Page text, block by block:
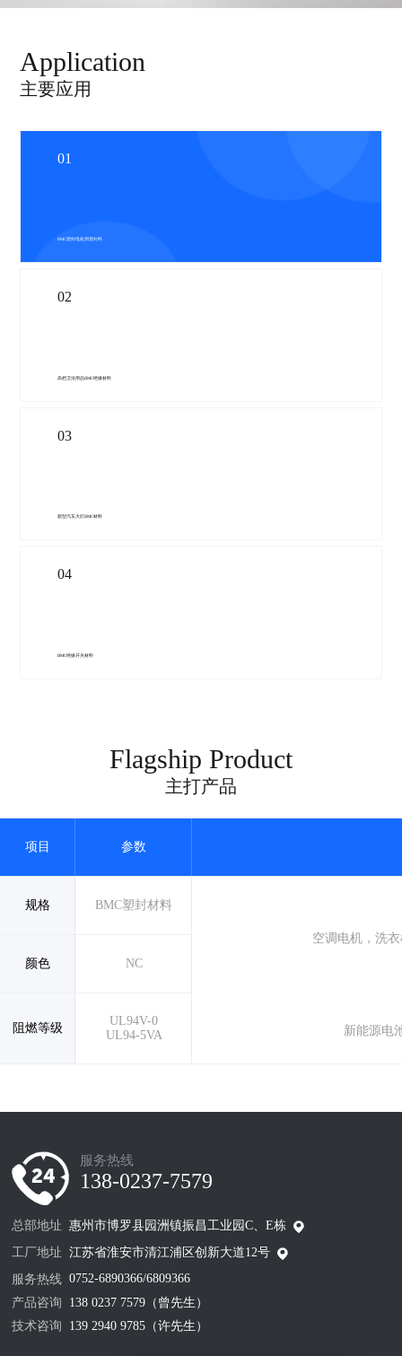
Application
主要应用
01
BMC塑封电机用塑封料
02
高档卫浴用品BMC绝缘材料
03
新型汽车大灯BMC材料
04
BMC绝缘开关材料
Flagship Product
主打产品
项目 参数
规格 BMC塑封材料
空调电机，洗
新能源电
颜色 NC
阻燃等级
UL94V-0
UL94-5VA
服务热线
138-0237-7579
总部地址
惠州市博罗县园洲镇振昌工业园C、E栋
工厂地址
江苏省淮安市清江浦区创新大道12号
服务热线 0752-6890366/6809366
产品咨询
138 0237 7579（曾先生）
技术咨询
139 2940 9785（许先生）